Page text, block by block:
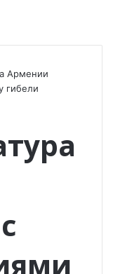
Армении
гибели